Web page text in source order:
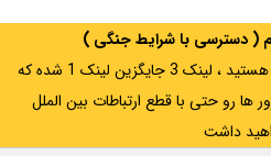
( دسترسی با شرایط جنگی )
اگر از ایران به آدرس مخفی متصل هستید ، لینک 3 جایگزین لینک 1 شده که
رو حتی با قطع ارتباطات بین الملل
داشت